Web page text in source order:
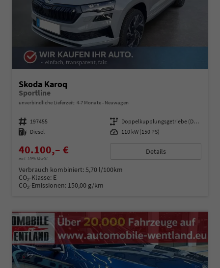
Skoda Karoq
Sportline
unverbindliche Lieferzeit: 4-7 Monate Neuwagen
Fahrzeugnummer 197455 Getriebe
Doppelkupplungsgetriebe (DSG)
Kraftstoff Diesel Leistung 110 kW (150 PS)
40.100,– €
incl. 19% MwSt.
Details
Verbrauch kombiniert:5,70 l/100km
CO2-Klasse: E
CO2-Emissionen: 150,00 g/km